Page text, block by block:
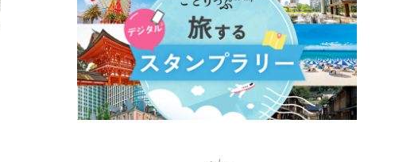
アートも楽しめる京都祇園の禅寺
「西来院」で、ブルーボトルコー
ヒーを味わい喫茶去を体験♪
2024.10.19